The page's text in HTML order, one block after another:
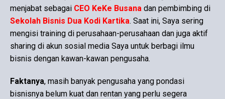
menjabat sebagai CEO KeKe Busana dan pembimbing di
Sekolah Bisnis Dua Kodi Kartika. Saat ini, Saya sering
mengisi training di perusahaan-perusahaan dan juga aktif
sharing di akun sosial media Saya untuk berbagi ilmu
bisnis dengan kawan-kawan pengusaha.
Faktanya, masih banyak pengusaha yang pondasi
bisnisnya belum kuat dan rentan yang perlu segera